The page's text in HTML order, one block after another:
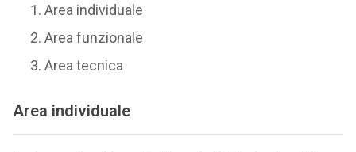
Area individuale
Area funzionale
Area tecnica
Area individuale